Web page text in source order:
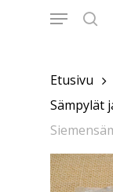
Menu
Etusivu
Sämpylät